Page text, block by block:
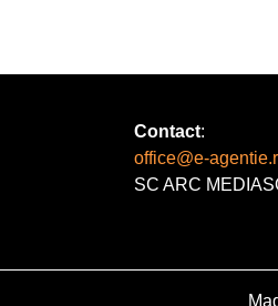
Contact:
office@e-
SC ARC